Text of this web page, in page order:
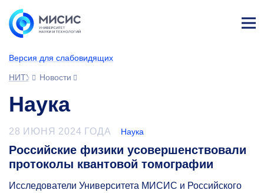
Версия для слабовидящих
НИТУ МИСИС
Новости
Наука
28 ИЮНЯ 2024 ГОДА Наука
Российские физики усовершенствовали
протоколы квантовой томографии
Исследователи Университета МИСИС и Российского